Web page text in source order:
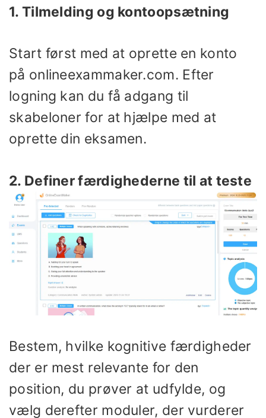
1. Tilmelding og kontoopsætning
Start først med at oprette en konto
på onlineexammaker.com. Efter
logning kan du få adgang til
skabeloner for at hjælpe med at
oprette din eksamen.
2. Definer færdighederne til at teste
Bestem, hvilke kognitive færdigheder
der er mest relevante for den
position, du prøver at udfylde, og
vælg derefter moduler, der vurderer